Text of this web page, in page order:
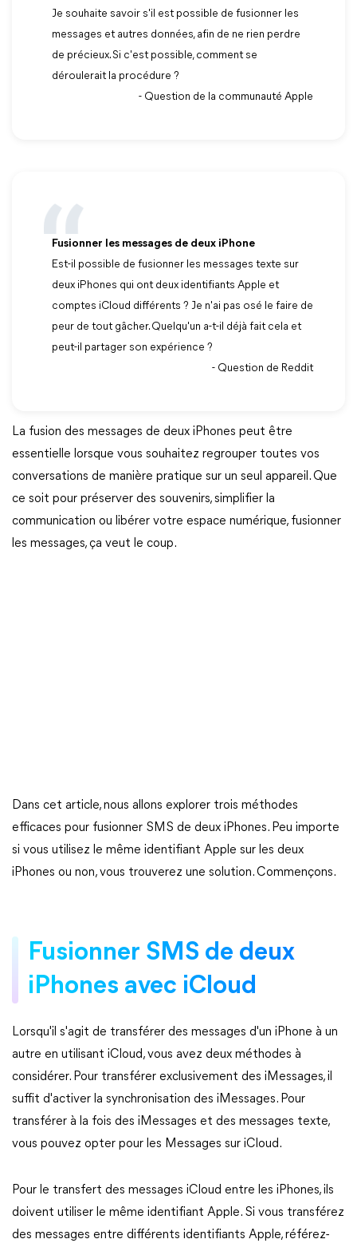
Je souhaite savoir s'il est possible de fusionner les
messages et autres données, afin de ne rien perdre
de précieux. Si c'est possible, comment se
déroulerait la procédure ?
- Question de la communauté Apple
Fusionner les messages de deux iPhone
Est-il possible de fusionner les messages texte sur
deux iPhones qui ont deux identifiants Apple et
comptes iCloud différents ? Je n'ai pas osé le faire de
peur de tout gâcher. Quelqu'un a-t-il déjà fait cela et
peut-il partager son expérience ?
- Question de Reddit
La fusion des messages de deux iPhones peut être
essentielle lorsque vous souhaitez regrouper toutes vos
conversations de manière pratique sur un seul appareil. Que
ce soit pour préserver des souvenirs, simplifier la
communication ou libérer votre espace numérique, fusionner
les messages, ça veut le coup.
Dans cet article, nous allons explorer trois méthodes
efficaces pour fusionner SMS de deux iPhones. Peu importe
si vous utilisez le même identifiant Apple sur les deux
iPhones ou non, vous trouverez une solution. Commençons.
Fusionner SMS de deux
iPhones avec iCloud
Lorsqu'il s'agit de transférer des messages d'un iPhone à un
autre en utilisant iCloud, vous avez deux méthodes à
considérer. Pour transférer exclusivement des iMessages, il
suffit d'activer la synchronisation des iMessages. Pour
transférer à la fois des iMessages et des messages texte,
vous pouvez opter pour les Messages sur iCloud.
Pour le transfert des messages iCloud entre les iPhones, ils
doivent utiliser le même identifiant Apple. Si vous transférez
des messages entre différents identifiants Apple, référez-